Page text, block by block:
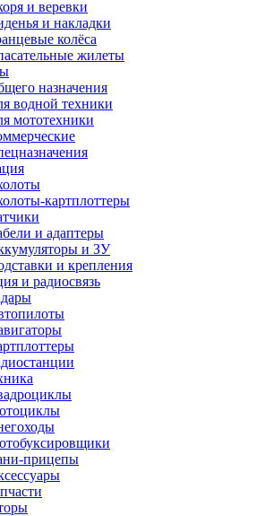
и веревки
и накладки
колёса
жилеты
назначения
водной техники
мототехники
картплоттеры
и адаптеры
и ЗУ
и крепления
и радиосвязь
прицепы